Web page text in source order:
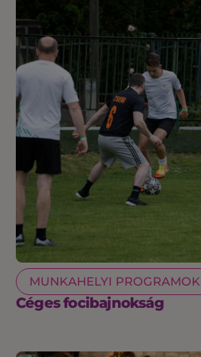
MUNKAHELYI PROGRAMOK
Céges focibajnokság